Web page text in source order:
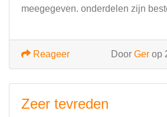
meegegeven. onderdelen zijn
Door Ger op
Reageer
Zeer tevreden